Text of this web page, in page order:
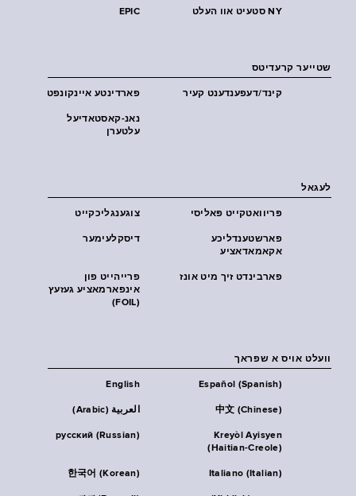
EPIC NY סטעיט אוו העלט
שטייער קרעדיטס
פארדינטע איינקונפט קינד/דעפענדענט קעיר
נאנ-קאסטאדיעל
עלטערן
לעגאל
צוגענגליכקייט פּריוואטקייט פּאליסי
דיסקלעימער
פארשטענדליכע
אקאמאדאציע
פרייהייט פון
אינפארמאציע געזעץ
(FOIL)
פארבינדט זיך מיט אונז
וועלט אויס א שפראך
English Español (Spanish)
العربية (Arabic) 中文 (Chinese)
русский (Russian)
Kreyòl Ayisyen
(Haitian-Creole)
한국어 (Korean) Italiano (Italian)